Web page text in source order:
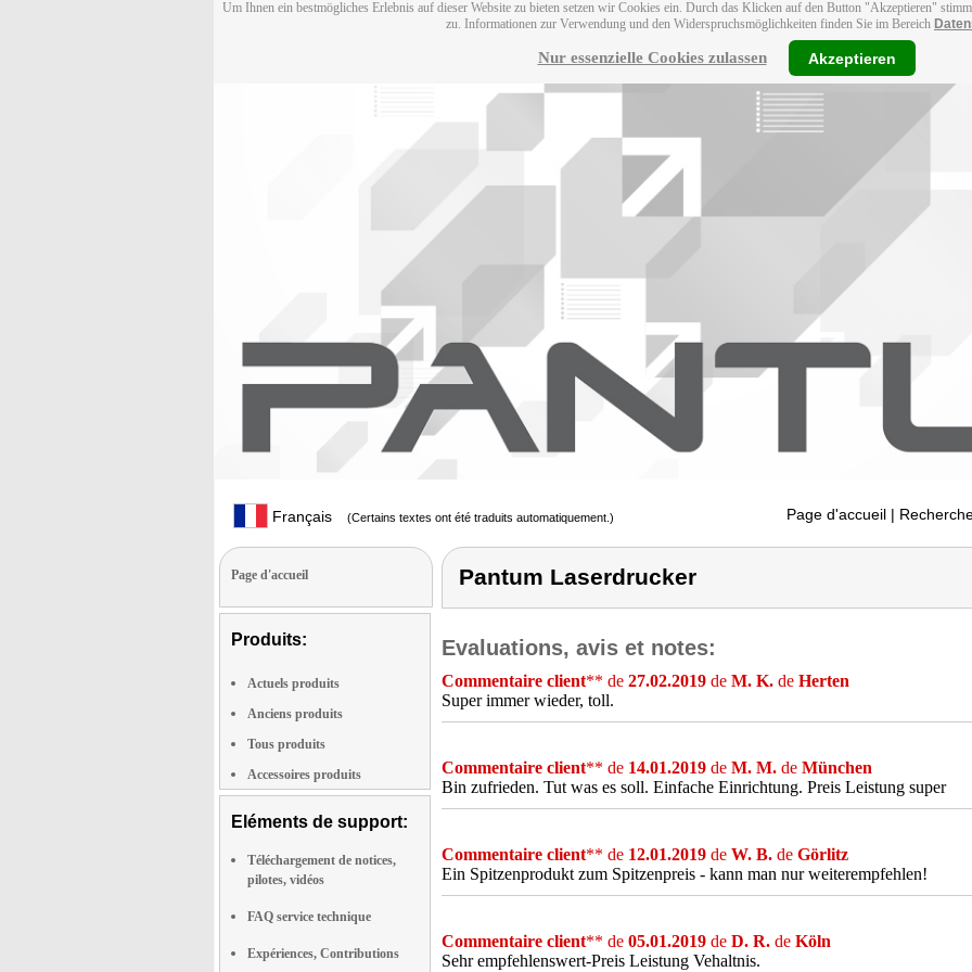
Um Ihnen ein bestmögliches Erlebnis auf dieser Website zu bieten setzen wir Cookies ein. Durch das Klicken auf den Button "Akzeptieren"
zu. Informationen zur Verwendung und den Widerspruchsmöglichkeiten finden Sie im Bereich
Nur essenzielle Cookies zulassen Akzeptieren
Français (Certains textes ont été traduits automatiquement.) Page d'accueil |
Page d'accueil
Produits:
Actuels produits
Anciens produits
Tous produits
Accessoires produits
Eléments de support:
Téléchargement de notices,
pilotes, vidéos
FAQ service technique
Expériences, Contributions
Pantum Laserdrucker
Evaluations, avis et notes:
Commentaire client** de 27.02.2019 de M. K. de Herten
Super immer wieder, toll.
Commentaire client** de 14.01.2019 de M. M. de München
Bin zufrieden. Tut was es soll. Einfache Einrichtung. Preis Leistung super
Commentaire client** de 12.01.2019 de W. B. de Görlitz
Ein Spitzenprodukt zum Spitzenpreis - kann man nur weiterempfehlen!
Commentaire client** de 05.01.2019 de D. R. de Köln
Sehr empfehlenswert-Preis Leistung Vehaltnis.